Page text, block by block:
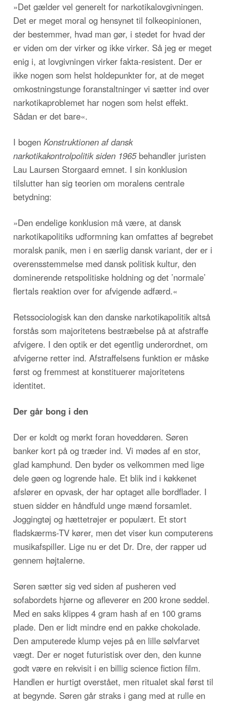
»Det gælder vel generelt for narkotikalovgivningen.
Det er meget moral og hensynet til folkeopinionen,
der bestemmer, hvad man gør, i stedet for hvad der
er viden om der virker og ikke virker. Så jeg er meget
enig i, at lovgivningen virker fakta-resistent. Der er
ikke nogen som helst holdepunkter for, at de meget
omkostningstunge foranstaltninger vi sætter ind over
narkotikaproblemet har nogen som helst effekt.
Sådan er det bare«.
I bogen Konstruktionen af dansk
narkotikakontrolpolitik siden 1965 behandler juristen
Lau Laursen Storgaard emnet. I sin konklusion
tilslutter han sig teorien om moralens centrale
betydning:
»Den endelige konklusion må være, at dansk
narkotikapolitiks udformning kan omfattes af begrebet
moralsk panik, men i en særlig dansk variant, der er i
overensstemmelse med dansk politisk kultur, den
dominerende retspolitiske holdning og det ’normale’
flertals reaktion over for afvigende adfærd.«
Retssociologisk kan den danske narkotikapolitik altså
forstås som majoritetens bestræbelse på at afstraffe
afvigere. I den optik er det egentlig underordnet, om
afvigerne retter ind. Afstraffelsens funktion er måske
først og fremmest at konstituerer majoritetens
identitet.
Der går bong i den
Der er koldt og mørkt foran hoveddøren. Søren
banker kort på og træder ind. Vi mødes af en stor,
glad kamphund. Den byder os velkommen med lige
dele gøen og logrende hale. Et blik ind i køkkenet
afslører en opvask, der har optaget alle bordflader. I
stuen sidder en håndfuld unge mænd forsamlet.
Joggingtøj og hættetrøjer er populært. Et stort
fladskærms-TV kører, men det viser kun computerens
musikafspiller. Lige nu er det Dr. Dre, der rapper ud
gennem højtalerne.
Søren sætter sig ved siden af pusheren ved
sofabordets hjørne og afleverer en 200 krone seddel.
Med en saks klippes 4 gram hash af en 100 grams
plade. Den er lidt mindre end en pakke chokolade.
Den amputerede klump vejes på en lille sølvfarvet
vægt. Der er noget futuristisk over den, den kunne
godt være en rekvisit i en billig science fiction film.
Handlen er hurtigt overstået, men ritualet skal først til
at begynde. Søren går straks i gang med at rulle en